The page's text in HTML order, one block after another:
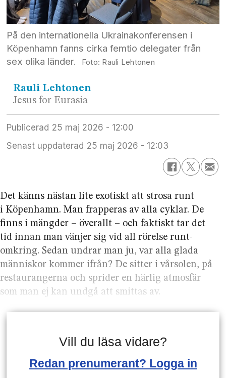
På den internationella Ukrainakonferensen i
Köpenhamn fanns cirka femtio delegater från
sex olika länder.
Rauli Lehtonen
Rauli Lehtonen
Jesus for Eurasia
Publicerad
25 maj 2026 - 12:00
Senast uppdaterad
25 maj 2026 - 12:03
Det känns nästan lite exotiskt att strosa runt
i Köpenhamn. Man frapperas av alla cyklar. De
finns i mängder – överallt – och faktiskt tar det
tid innan man vänjer sig vid all rörelse runt­
omkring. Sedan undrar man ju, var alla glada
människor kommer ifrån? De sitter i vårsolen, på
restaurangerna och sprider en härlig atmosfär
som man ej kan undgå att smittas av.
Vill du läsa vidare?
Redan prenumerant? Logga in